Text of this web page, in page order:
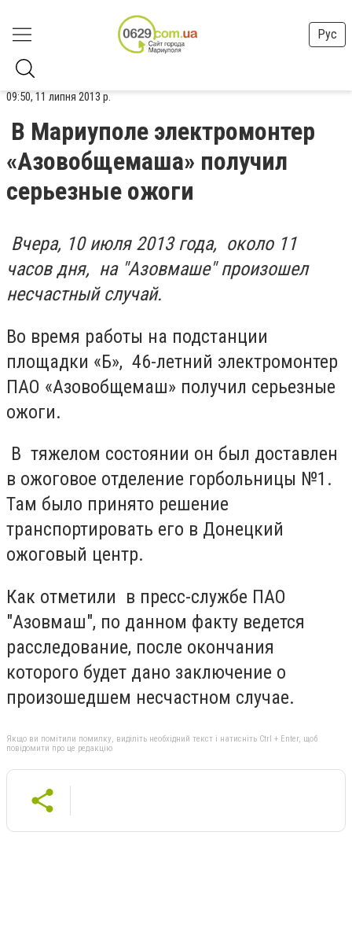
Рус
09:50, 11 липня 2013 р.
В Мариуполе электромонтер
«Азовобщемаша» получил
серьезные ожоги
Вчера, 10 июля 2013 года, около 11
часов дня, на "Азовмаше" произошел
несчастный случай.
Во время работы на подстанции
площадки «Б», 46-летний электромонтер
ПАО «Азовобщемаш» получил серьезные
ожоги.
В тяжелом состоянии он был доставлен
в ожоговое отделение горбольницы №1.
Там было принято решение
транспортировать его в Донецкий
ожоговый центр.
Как отметили в пресс-службе ПАО
"Азовмаш", по данном факту ведется
расследование, после окончания
которого будет дано заключение о
произошедшем несчастном случае.
Якщо ви помітили помилку, виділіть необхідний текст і натисніть Ctrl + Enter, щоб
повідомити про це редакцію